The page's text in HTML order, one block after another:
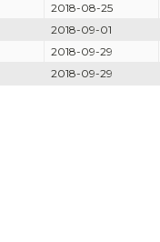
2018-08-25
2018-09-01
2018-09-29
2018-09-29